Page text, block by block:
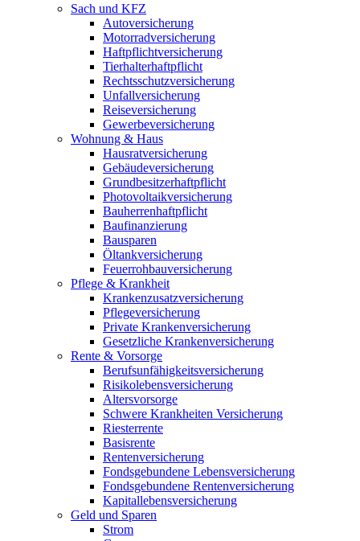
Sach und KFZ
Autoversicherung
Motorradversicherung
Haftpflichtversicherung
Tierhalterhaftpflicht
Rechtsschutzversicherung
Unfallversicherung
Reiseversicherung
Gewerbeversicherung
Wohnung & Haus
Hausratversicherung
Gebäudeversicherung
Grundbesitzerhaftpflicht
Photovoltaikversicherung
Bauherrenhaftpflicht
Baufinanzierung
Bausparen
Öltankversicherung
Feuerrohbauversicherung
Pflege & Krankheit
Krankenzusatzversicherung
Pflegeversicherung
Private Krankenversicherung
Gesetzliche Krankenversicherung
Rente & Vorsorge
Berufs­unfähigkeitsversicherung
Risikolebensversicherung
Altersvorsorge
Schwere Krankheiten Versicherung
Riesterrente
Basisrente
Rentenversicherung
Fondsgebundene Lebensversicherung
Fondsgebundene Rentenversicherung
Kapitallebensversicherung
Geld und Sparen
Strom